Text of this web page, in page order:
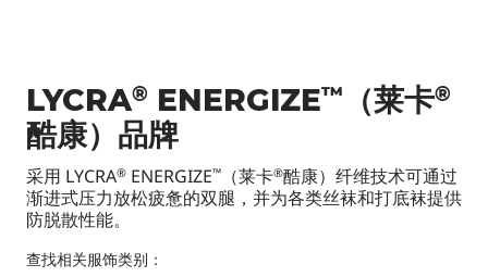
LYCRA® ENERGIZE™ （莱卡®
酷康）品牌
采用 LYCRA® ENERGIZE™ （莱卡®酷康）纤维技术可通过
渐进式压力放松疲惫的双腿，并为各类丝袜和打底袜提供
防脱散性能。
查找相关服饰类别：